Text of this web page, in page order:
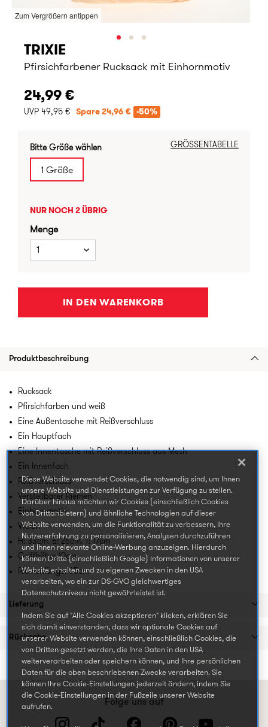
Zum Vergrößern antippen
TRIXIE
Pfirsichfarbener Rucksack mit Einhornmotiv
24,99 €
UVP 49,95 € Spare 24,96 € -50%
GRÖSSENTABELLE
Bitte Größe wählen
1 Größe
NUR NOCH 2 ÜBRIG
Menge
1
IN DEN WARENKORB
Produktbeschreibung
Rucksack
Pfirsichfarben und weiß
Eine Außentasche mit Reißverschluss
Ein Hauptfach
Eine Innentasche mit Reißverschluss aus Mesh
Ein Innenfach
Reißverschluss
Verstellbarer Riemen
Einhornmotiv
Weich
H: 33cm. B: 26cm. T: 17cm
Griffhöhe: 10cm
Riemenlänge: 65cm
Lieferung
Rückgabe
Folge uns auf
Diese Website verwendet Cookies, die notwendig sind, um Ihnen
unsere Website und Dienstleistungen zur Verfügung zu stellen.
Darüber hinaus möchten wir Cookies (einschließlich Cookies
von Drittanbietern) und ähnliche Technologien auf dieser
Website verwenden, um die Funktionalität zu verbessern, Ihre
Nutzererfahrung zu personalisieren, Analysen durchzuführen
und Ihnen relevante Online-Werbung anzuzeigen. Hierdurch
können Dritte (einschließlich Google) Informationen von unserer
Website erhalten und zu eigenen Zwecken in den USA
verarbeiten, wo ein zur DS-GVO gleichwertiges
Datenschutzniveau nicht gewährleistet ist.
Indem Sie auf "Alle Cookies akzeptieren" klicken, erklären Sie
sich damit einverstanden, dass wir optionale Cookies auf
unserer Website verwenden können, einschließlich Cookies, die
von Dritten gesetzt werden, die Ihre Daten in den USA
weiterverarbeiten oder speichern können, und Ihre persönlichen
Daten für die oben beschriebenen Zwecke verarbeiten. Sie
können Ihre Cookie-Einstellungen jederzeit ändern, indem Sie
die Cookie-Einstellungen in der Fußzeile unserer Website
aufrufen.